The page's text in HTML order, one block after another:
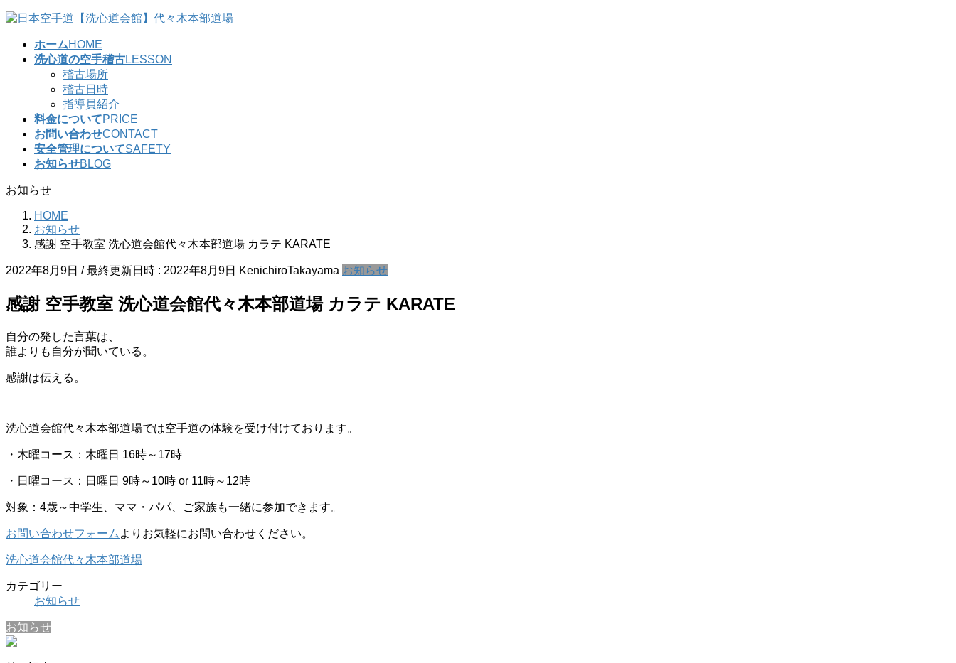
コ
ナ
ホームHOME
洗心道の空手稽古LESSON
稽古場所
稽古日時
指導員紹介
料金についてPRICE
お問い合わせCONTACT
安全管理についてSAFETY
お知らせBLOG
お知らせ
HOME
お知らせ
感謝 空手教室 洗心道会館代々木本部道場 カラテ KARATE
2022年8月9日 / 最終更新日時 : 2022年8月9日 KenichiroTakayama お知らせ
感謝 空手教室 洗心道会館代々木本部道場 カラテ KARATE
自分の発した言葉は、
誰よりも自分が聞いている。
感謝は伝える。
洗心道会館代々木本部道場では空手道の体験を受け付けております。
・木曜コース：木曜日 16時～17時
・日曜コース：日曜日 9時～10時 or 11時～12時
対象：4歳～中学生、ママ・パパ、ご家族も一緒に参加できます。
お問い合わせフォーム よりお気軽にお問い合わせください。
洗心道会館代々木本部道場
カテゴリー
お知らせ
お知らせ